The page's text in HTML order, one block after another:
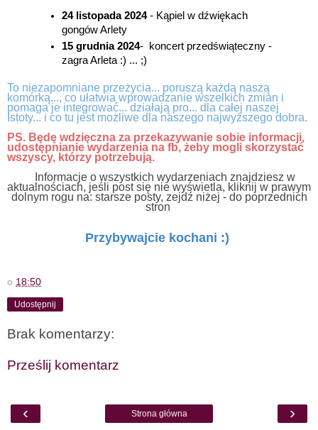
24 listopada 2024- Kąpiel w dźwiękach
gongów Arlety
15 grudnia 2024- koncert przedświąteczny -
zagra Arleta :) ... ;)
To niezapomniane przeżycia... poruszą każdą naszą
komórką..., co ułatwia wprowadzanie wszelkich zmian i
pomaga je integrować... działają pro... dla całej naszej
Istoty... i co tu jest możliwe dla naszego najwyższego dobra.
PS. Będę wdzięczna za przekazywanie sobie informacji,
udostępnianie wydarzenia na fb, żeby mogli skorzystać
wszyscy, którzy potrzebują.
Informacje o wszystkich wydarzeniach znajdziesz w
aktualnościach, jeśli post się nie wyświetla, kliknij w prawym
dolnym rogu na: starsze posty, zejdź niżej - do poprzednich
stron
Przybywajcie kochani :)
o 18:50
Udostępnij
Brak komentarzy:
Prześlij komentarz
‹ ›
Strona główna